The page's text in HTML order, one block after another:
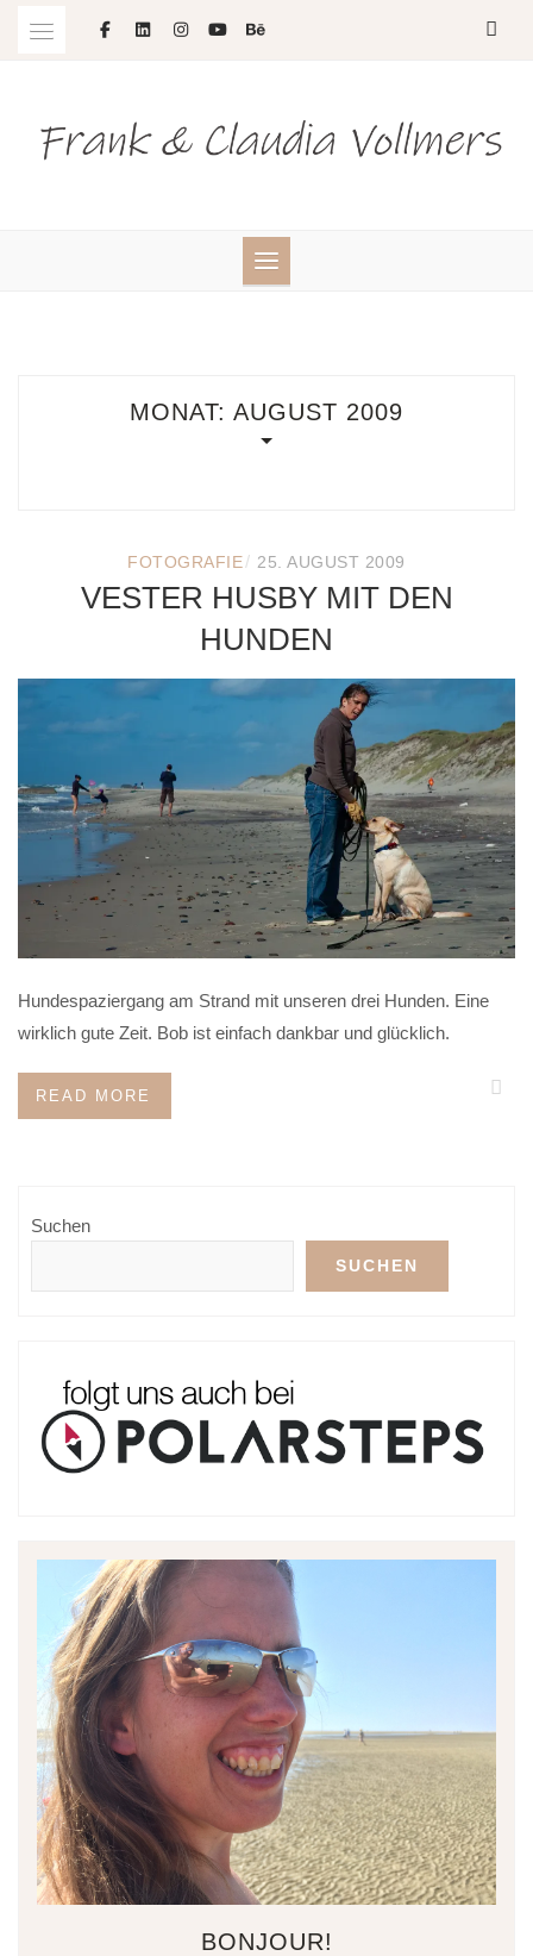
MONAT: AUGUST 2009
FOTOGRAFIE/ 25. AUGUST 2009
VESTER HUSBY MIT DEN
HUNDEN
Hundespaziergang am Strand mit unseren drei Hunden. Eine
wirklich gute Zeit. Bob ist einfach dankbar und glücklich.
READ MORE
Suchen
SUCHEN
BONJOUR!